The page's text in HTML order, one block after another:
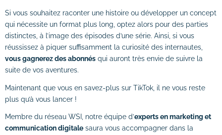
Si vous souhaitez raconter une histoire ou développer un concept
qui nécessite un format plus long, optez alors pour des parties
distinctes, à l’image des épisodes d’une série. Ainsi, si vous
réussissez à piquer suffisamment la curiosité des internautes,
vous gagnerez des abonnés qui auront très envie de suivre la
suite de vos aventures.
Maintenant que vous en savez-plus sur TikTok, il ne vous reste
plus qu’à vous lancer !
Membre du réseau WSI, notre équipe d’experts en marketing et
communication digitale saura vous accompagner dans la